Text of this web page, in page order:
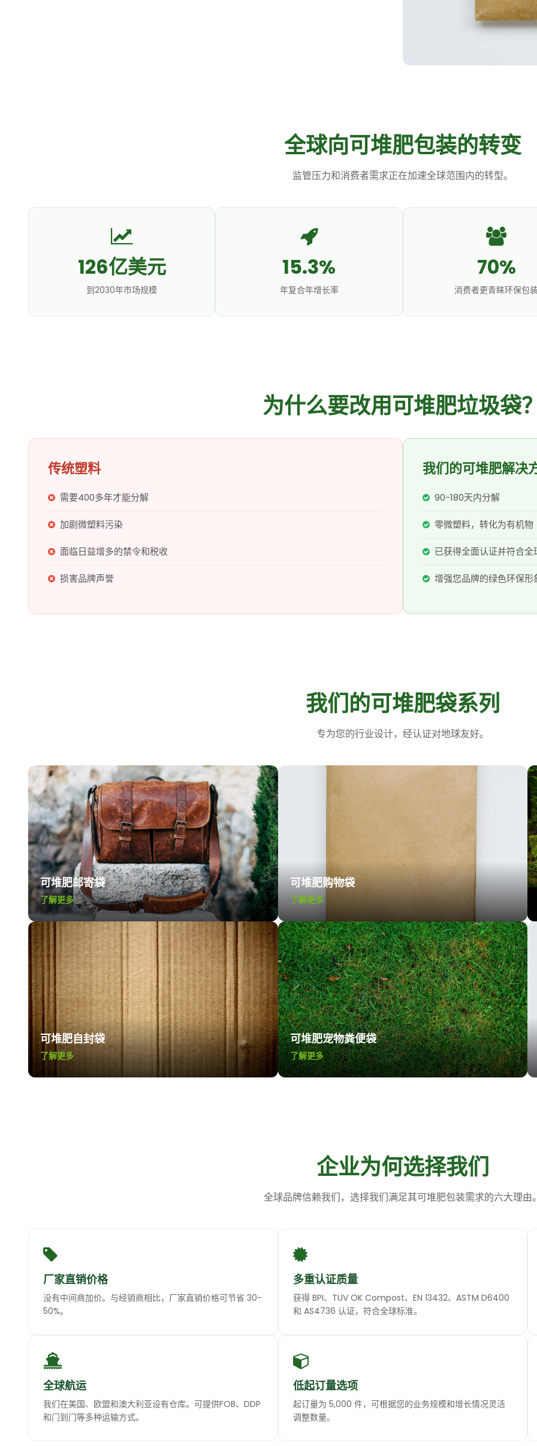
全球向可堆肥包装的转变
监管压力和消费者需求正在加速全球范围内的转型。
126亿美元
到2030年市场规模
15.3%
年复合年增长率
70%
消费者更青睐环保包
为什么要改用可堆肥垃圾袋？
传统塑料
需要400多年才能分解
加剧微塑料污染
面临日益增多的禁令和税收
损害品牌声誉
我们的可堆肥解决
90-180天内分解
零微塑料，转化为有机物
已获得全面认证并符合全
增强您品牌的绿色环保形
我们的可堆肥袋系列
专为您的行业设计，经认证对地球友好。
可堆肥邮寄袋
了解更多
可堆肥购物袋
了解更多
可堆肥自封袋
了解更多
可堆肥宠物粪便袋
了解更多
企业为何选择我们
全球品牌信赖我们，选择我们满足其可堆肥包装需求的六大理由。
厂家直销价格
没有中间商加价。与经销商相比，厂家直销价格可节省 30-
50%。
多重认证质量
获得 BPI、TUV OK Compost、EN 13432、ASTM D6400
和 AS4736 认证，符合全球标准。
全球航运
我们在美国、欧盟和澳大利亚设有仓库。可提供FOB、DDP
和门到门等多种运输方式。
低起订量选项
起订量为 5,000 件，可根据您的业务规模和增长情况灵活
调整数量。